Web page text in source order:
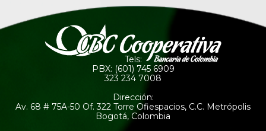
Tels:
PBX: (601) 745 6909
323 234 7008
Dirección:
Av. 68 # 75A-50 Of. 322 Torre Ofiespacios, C.C. Metrópolis
Bogotá, Colombia